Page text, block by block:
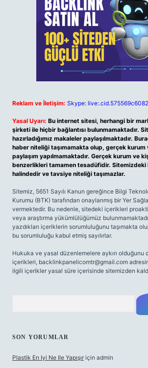
Reklam ve İletişim: Skype:
Yasal Uyarı: Bu internet sitesi, herhangi bir
şirketi ile hiçbir bağlantısı bulunmamaktadır.
hazırladığımız makaleler paylaşılmaktadır.
haber niteliği taşımamakta olup, gerçek kurum
paylaşım yapılmamaktadır. Gerçek kurum ve
benzerlikleri tamamen tesadüfidir.
halindedir ve tavsiye niteliği taşımazlar.
Sitemiz, 5651 Sayılı Kanun gereğince Bilgi
Kurumu (BTK) tarafından onaylanmış bir Yer
vermektedir. Bu nedenle, sitedeki içerikleri
veya araştırma yükümlülüğümüz
yazdıkları içeriklerin sorumluluğunu taşımakta
bu sorumluluğu kabul etmiş sayılırlar.
Hukuka ve yasal düzenlemelere aykırı olduğunu
içerikleri, backlinkpanelicomtr@gmail.com
ilgili içerikler yasal süre içerisinde sitemizden
SON YORUMLAR
Plastik En Iyi Ne Ile Yapışır için admin